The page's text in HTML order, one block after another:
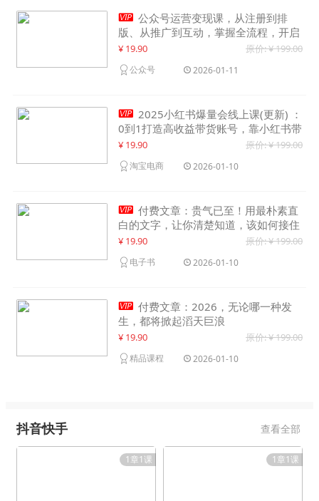
 公众号运营变现课，从注册到排
版、从推广到互动，掌握全流程，开启
个人品牌月入30000+
¥ 19.90 原价: ¥ 199.00
公众号 2026-01-11
 2025小红书爆量会线上课(更新) ：
0到1打造高收益带货账号，靠小红书带
货年入100w？机会来了！
¥ 19.90 原价: ¥ 199.00
淘宝电商 2026-01-10
 付费文章：贵气已至！用最朴素直
白的文字，让你清楚知道，该如何接住
这一次时代的泼天富贵
¥ 19.90 原价: ¥ 199.00
电子书 2026-01-10
 付费文章：2026，无论哪一种发
生，都将掀起滔天巨浪
¥ 19.90 原价: ¥ 199.00
精品课程 2026-01-10
抖音快手 查看全部
1章1课 1章1课